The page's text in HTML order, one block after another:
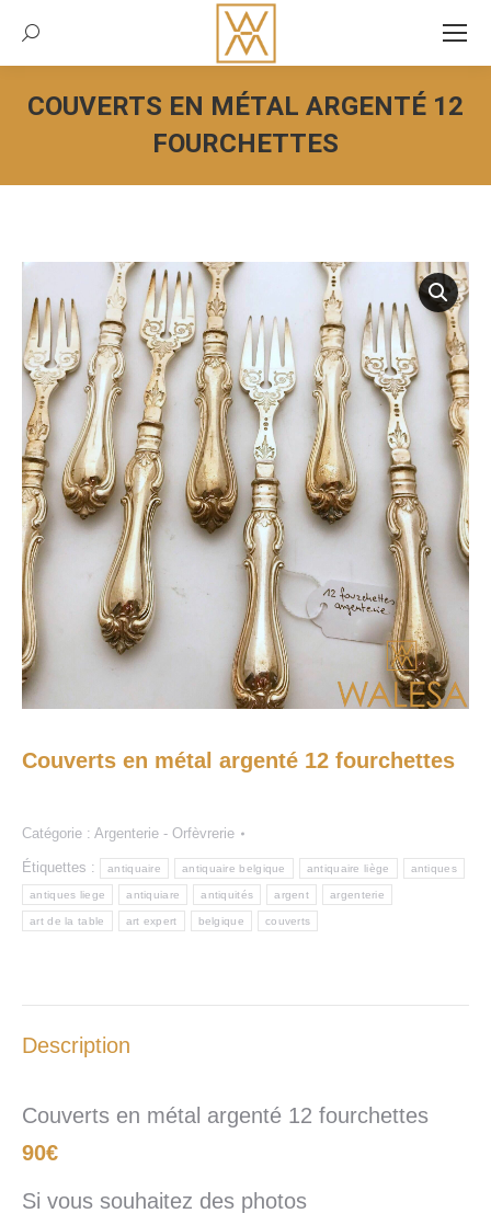
Recherche:
COUVERTS EN MÉTAL ARGENTÉ 12
FOURCHETTES
Vous êtes ici :
Couverts en métal argenté 12 fourchettes
Catégorie : Argenterie - Orfèvrerie
Étiquettes : antiquaire antiquaire belgique antiquaire liège antiques
antiques liege antiquiare antiquités argent argenterie
art de la table art expert belgique couverts
Description
Couverts en métal argenté 12 fourchettes
90€
Si vous souhaitez des photos